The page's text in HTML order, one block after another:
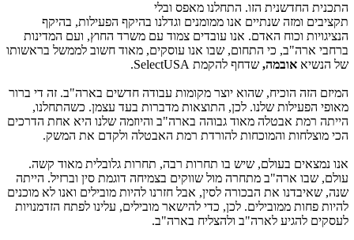
התכנית החדשנית הזו. התחלנו מאפס ובלי
תקציבים ומזה שנתיים אנו ממומנים וגדלנו בהיקף הפעילות, בהיקף
הנציגויות וכוח האדם. אנו עובדים צמוד עם משרד החוץ, ועם המדינות
ברחבי ארה"ב, כי התחום, שבו אנו עוסקים, מאוד חשוב לממשל בראשותו
של הנשיא אובמה, שדחף להקמת SelectUSA.
המיזם הזה הוכיח, שהוא יוצר מקומות עבודה חדשים בארה"ב. זה די ברור
מאופי הפעילות שלנו. לכן, התוצאות מדברות בעד עצמן. כשהתחלנו,
הייתה רמת אבטלה מאוד גבוהה בארה"ב והיוזמה שלנו היא אחת הדרכים
הכי מוצלחות והמוכחות להורדת רמת האבטלה ולקדם את המשק.
אנו נמצאים בעולם, שיש בו תחרות רבה, תחרות גלובלית מאוד קשה.
עולם, שבו ארה"ב מתחרה מול שווקים בצמיחה דוגמת סין וברזיל. הייתה
שנה, שאיבדנו את הבכורה לסין, אבל חזרנו להיות מובילים ואנו לא מוכנים
להיות פחות ממובילים. לכן, כדי להישאר מובילים, עלינו לפתח הזדמנויות
לעסקים להגיע לארה"ב ולהצליח בארה"ב.